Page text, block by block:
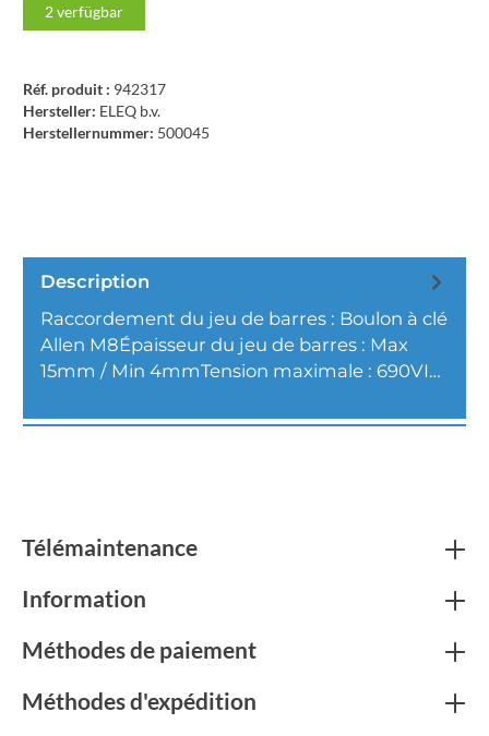
2verfügbar
Réf. produit : 942317
Hersteller: ELEQ b.v.
Herstellernummer: 500045
Description
Raccordement du jeu de barres : Boulon à clé
Allen M8Épaisseur du jeu de barres : Max
15mm / Min 4mmTension maximale : 690VI…
Télémaintenance
Information
Méthodes de paiement
Méthodes d'expédition